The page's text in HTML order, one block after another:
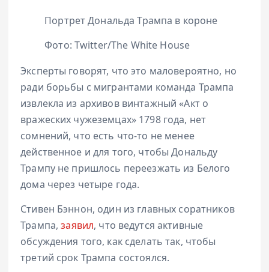
Портрет Дональда Трампа в короне
Фото: Twitter/The White House
Эксперты говорят, что это маловероятно, но
ради борьбы с мигрантами команда Трампа
извлекла из архивов винтажный «Акт о
вражеских чужеземцах» 1798 года, нет
сомнений, что есть что-то не менее
действенное и для того, чтобы Дональду
Трампу не пришлось переезжать из Белого
дома через четыре года.
Стивен Бэннон, один из главных соратников
Трампа,заявил, что ведутся активные
обсуждения того, как сделать так, чтобы
третий срок Трампа состоялся.